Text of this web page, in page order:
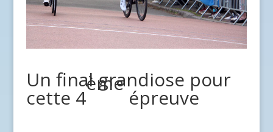
Un final grandiose pour
cette 4
ème
épreuve